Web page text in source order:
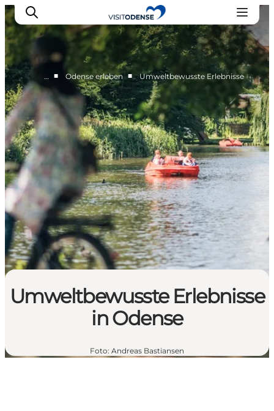
Odense erleben
Veranstaltungen
Reiseplanung
Inspiration
… ■ Odense erleben ■ Umweltbewusste Erlebnisse
Umweltbewusste Erlebnisse
in Odense
Foto: Andreas Bastiansen